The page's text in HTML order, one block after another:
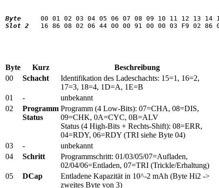
Byte
Slot 2
Byte Kurz
Beschreibung
00
Schacht
Identifikation des Ladeschachts: 15=1, 16=2,
17=3, 18=4, 1D=A, 1E=B
01
-
unbekannt
02
Programm
Status
Programm (4 Low-Bits): 07=CHA, 08=DIS,
09=CHK, 0A=CYC, 0B=ALV
Status (4 High-Bits + Rechts-Shift): 08=ERR,
04=RDY, 06=RDY (TRI siehe Byte 04)
03
-
unbekannt
04
Schritt
Programmschritt: 01/03/05/07=Aufladen,
02/04/06=Entladen, 07=TRI (Trickle/Erhaltung)
05
DCap
Entladene Kapazität in 10^-2 mAh (Byte Hi2 ->
zweites Byte von 3)